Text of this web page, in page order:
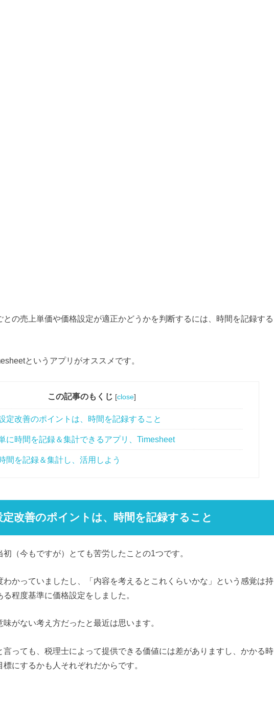
の売上単価や価格設定が適正かどうかを判断するには、時間を記録する
というアプリがオススメです。
この記事のもくじ [close]
定改善のポイントは、時間を記録すること
に時間を記録＆集計できるアプリ、Timesheet
間を記録＆集計し、活用しよう
定改善のポイントは、時間を記録すること
（今もですが）とても苦労したことの1つです。
かっていましたし、「内容を考えるとこれくらいかな」という感覚は持
程度基準に価格設定をしました。
がない考え方だったと最近は思います。
言っても、税理士によって提供できる価値には差がありますし、かかる時
にするかも人それぞれだからです。